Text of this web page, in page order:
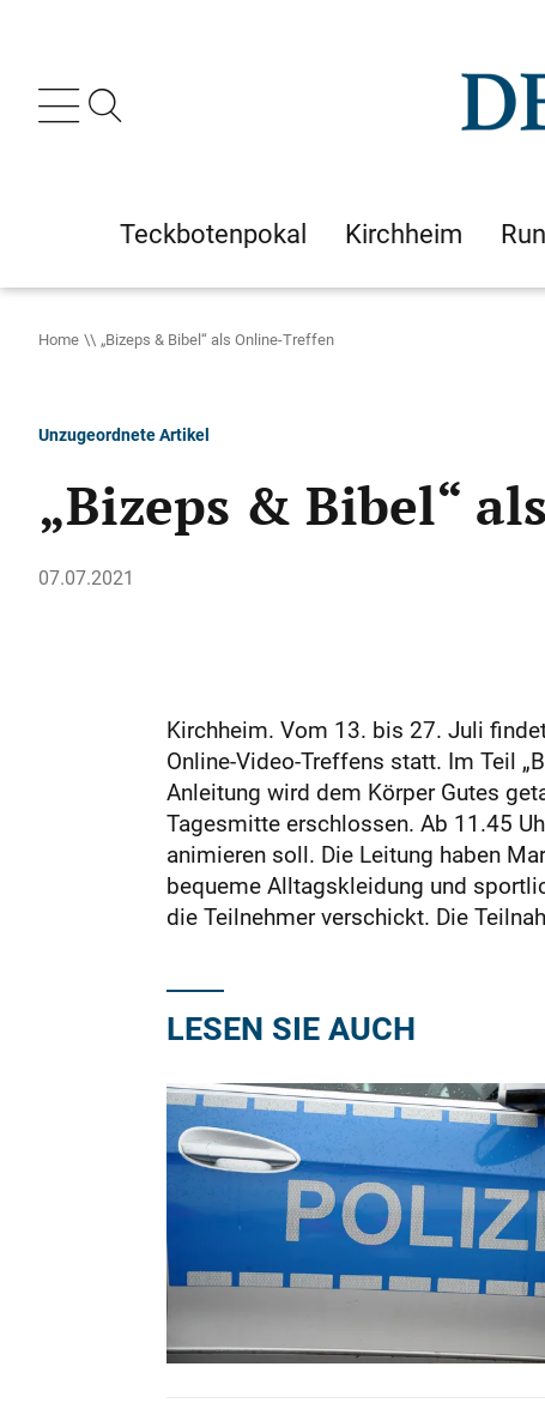
Teckbotenpokal Kirchheim
Home „Bizeps & Bibel“ als Online-Treffen
Unzugeordnete Artikel
„Bizeps & Bibel“
07.07.2021
Kirchheim. Vom 13. bis 27. Juli
Online-Video-Treffens statt. Im Teil
Anleitung wird dem Körper Gutes
Tagesmitte erschlossen. Ab 11.45
animieren soll. Die Leitung haben
bequeme Alltagskleidung und
die Teilnehmer verschickt. Die
LESEN SIE AUCH